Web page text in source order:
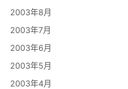
2003年8月
2003年7月
2003年6月
2003年5月
2003年4月